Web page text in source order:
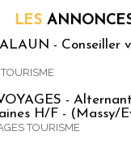
LES
- Conseiller
-
H/F - (Massy/
TOURISME